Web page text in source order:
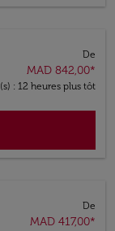
De
MAD 842,00*
: 12 heures plus tôt
De
MAD 417,00*